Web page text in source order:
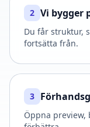
2 Vi bygger
Du får struktur,
fortsätta från.
3
Öppna